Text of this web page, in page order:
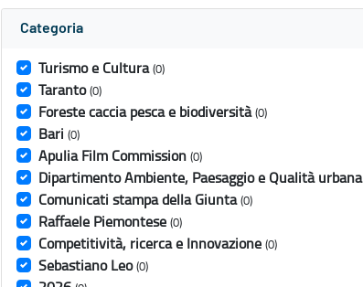
Categoria
Turismo e Cultura (0)
Taranto (0)
Foreste caccia pesca e biodiversità (0)
Bari (0)
Apulia Film Commission (0)
Dipartimento Ambiente, Paesaggio e Qualità urbana
Comunicati stampa della Giunta (0)
Raffaele Piemontese (0)
Competitività, ricerca e Innovazione (0)
Sebastiano Leo (0)